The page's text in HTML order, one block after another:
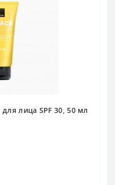
лица SPF 30, 50 мл